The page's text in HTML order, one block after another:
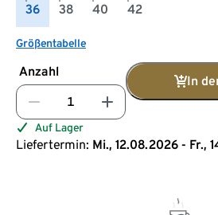
36 38 40 42
Größentabelle
Anzahl
In
Auf Lager
Liefertermin: Mi., 12.08.2026 - Fr.,